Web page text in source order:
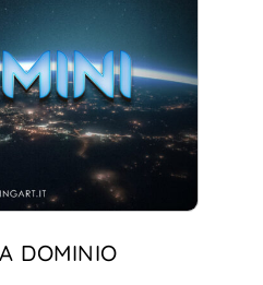
DOMINIO